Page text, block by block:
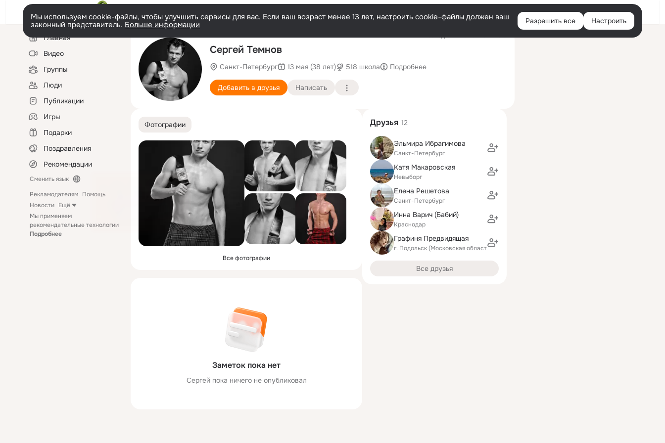
Войти
Мы используем cookie-файлы, чтобы улучшить сервисы для вас. Если ваш возраст менее 13 лет, настроить cookie-файлы должен ваш
законный представитель. Больше информации Разрешить все Настроить
Левая
колонкаГлавная
Видео
Группы
Люди
Публикации
Игры
Подарки
Поздравления
Рекомендации
Сменить язык
Рекламодателям Помощь
Новости Ещё
Мы применяем
рекомендательные технологии
Подробнее
Сергей Темнов
Санкт-Петербург 13 мая (38 лет) 518 школа Подробнее
Добавить в друзья Написать
Фотографии
Все фотографии
Заметок пока нет
Сергей пока ничего не опубликовал
Друзья 12
Эльмира Ибрагимова
Санкт-Петербург
Катя Макаровская
Невыборг
Елена Решетова
Санкт-Петербург
Инна Варич (Бабий)
Краснодар
Графиня Предвидящая
г. Подольск (Московская область)
Все друзья